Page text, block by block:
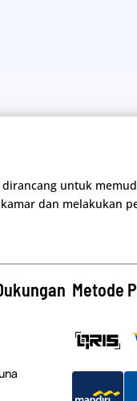
untuk
dan melakukan
Metode